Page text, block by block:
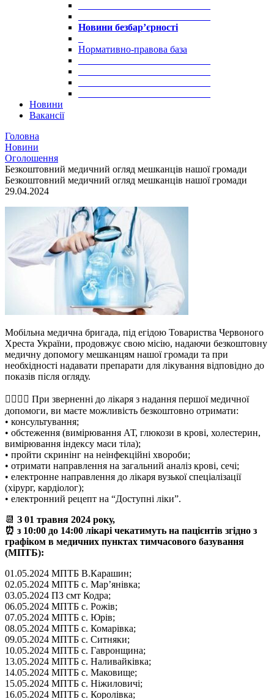
Новини безбар’єрності
Нормативно-правова база
Новини
Вакансії
Головна
Новини
Оголошення
Безкоштовний медичний огляд мешканців нашої громади
Безкоштовний медичний огляд мешканців нашої громади
29.04.2024
Мобільна медична бригада, під егідою Товариства Червоного
Хреста України, продовжує свою місію, надаючи безкоштовну
медичну допомогу мешканцям нашої громади та при
необхідності надавати препарати для лікування відповідно до
показів після огляду.
👩‍⚕👨‍⚕ При зверненні до лікаря з надання першої медичної
допомоги, ви маєте можливість безкоштовно отримати:
• консультування;
• обстеження (вимірювання АТ, глюкози в крові, холестерин,
вимірювання індексу маси тіла);
• пройти скринінг на неінфекційні хвороби;
• отримати направлення на загальний аналіз крові, сечі;
• електронне направлення до лікаря вузької спеціалізації
(хірург, кардіолог);
• електронний рецепт на “Доступні ліки”.
📆 З 01 травня 2024 року,
⏰ з 10:00 до 14:00 лікарі чекатимуть на пацієнтів згідно з
графіком в медичних пунктах тимчасового базування
(МПТБ):
01.05.2024 МПТБ В.Карашин;
02.05.2024 МПТБ с. Мар’янівка;
03.05.2024 ПЗ смт Кодра;
06.05.2024 МПТБ с. Рожів;
07.05.2024 МПТБ с. Юрів;
08.05.2024 МПТБ с. Комарівка;
09.05.2024 МПТБ с. Ситняки;
10.05.2024 МПТБ с. Гавронщина;
13.05.2024 МПТБ с. Наливайківка;
14.05.2024 МПТБ с. Маковище;
15.05.2024 МПТБ с. Ніжиловичі;
16.05.2024 МПТБ с. Королівка;